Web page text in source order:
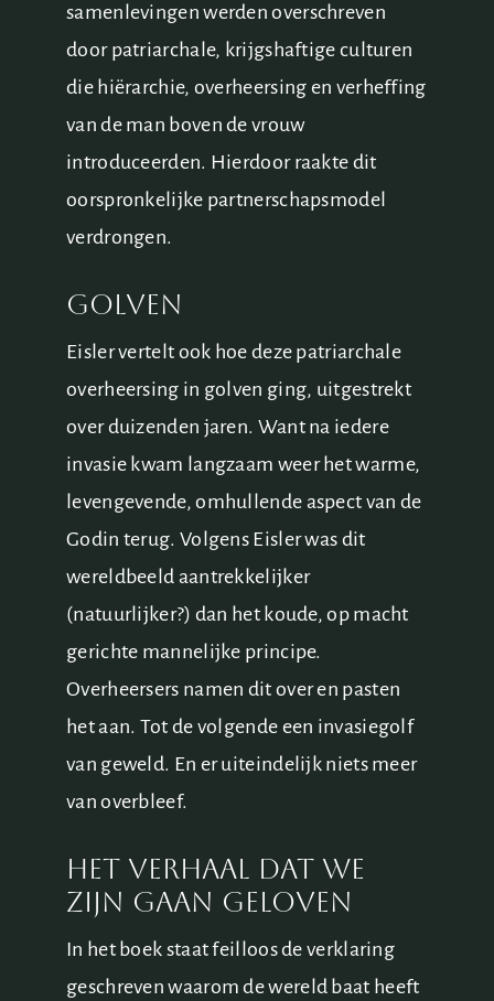
samenlevingen werden overschreven
door patriarchale, krijgshaftige culturen
die hiërarchie, overheersing en verheffing
van de man boven de vrouw
introduceerden. Hierdoor raakte dit
oorspronkelijke partnerschapsmodel
verdrongen.
golven
Eisler vertelt ook hoe deze patriarchale
overheersing in golven ging, uitgestrekt
over duizenden jaren. Want na iedere
invasie kwam langzaam weer het warme,
levengevende, omhullende aspect van de
Godin terug. Volgens Eisler was dit
wereldbeeld aantrekkelijker
(natuurlijker?) dan het koude, op macht
gerichte mannelijke principe.
Overheersers namen dit over en pasten
het aan. Tot de volgende een invasiegolf
van geweld. En er uiteindelijk niets meer
van overbleef.
Het verhaal dat we
zijn gaan geloven
In het boek staat feilloos de verklaring
geschreven waarom de wereld baat heeft